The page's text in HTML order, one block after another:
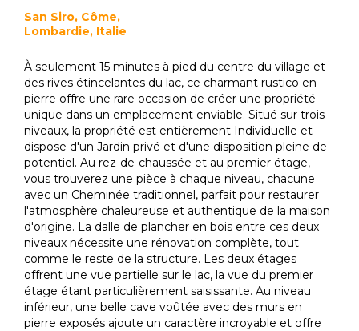
San Siro, Côme,
Lombardie, Italie
À seulement 15 minutes à pied du centre du village et
des rives étincelantes du lac, ce charmant rustico en
pierre offre une rare occasion de créer une propriété
unique dans un emplacement enviable. Situé sur trois
niveaux, la propriété est entièrement Individuelle et
dispose d'un Jardin privé et d'une disposition pleine de
potentiel. Au rez-de-chaussée et au premier étage,
vous trouverez une pièce à chaque niveau, chacune
avec un Cheminée traditionnel, parfait pour restaurer
l'atmosphère chaleureuse et authentique de la maison
d'origine. La dalle de plancher en bois entre ces deux
niveaux nécessite une rénovation complète, tout
comme le reste de la structure. Les deux étages
offrent une vue partielle sur le lac, la vue du premier
étage étant particulièrement saisissante. Au niveau
inférieur, une belle cave voûtée avec des murs en
pierre exposés ajoute un caractère incroyable et offre